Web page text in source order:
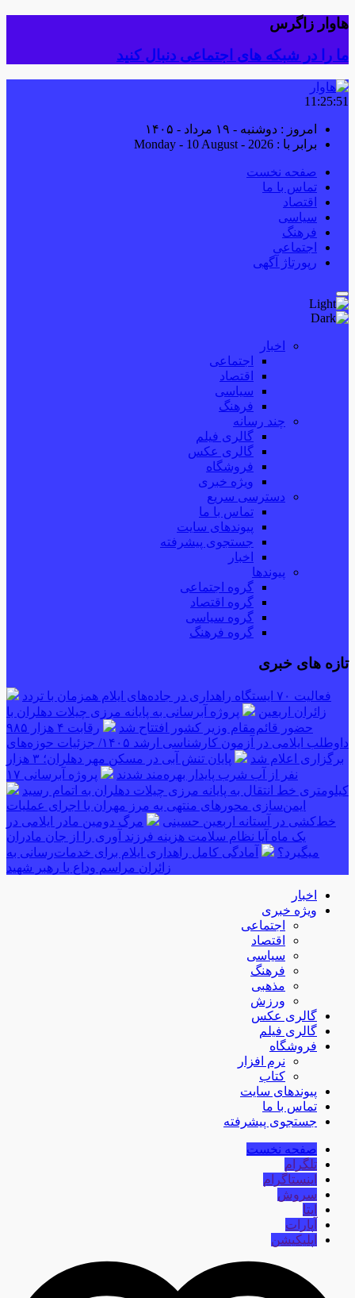
هاوار زاگرس
ما را در شبکه های اجتماعی دنبال کنید
11:25:51
امروز : دوشنبه - ۱۹ مرداد - ۱۴۰۵
برابر با : Monday - 10 August - 2026
صفحه نخست
تماس با ما
اقتصاد
سیاسی
فرهنگ
اجتماعی
رپورتاژ آگهی
اخبار
اجتماعی
اقتصاد
سیاسی
فرهنگ
چند رسانه
گالری فیلم
گالری عکس
فروشگاه
ویژه خبری
دسترسی سریع
تماس با ما
پیوندهای سایت
جستجوی پیشرفته
اخبار
پیوندها
گروه اجتماعی
گروه اقتصاد
گروه سیاسی
گروه فرهنگ
تازه های خبری
فعالیت ۷۰ ایستگاه راهداری در جاده‌های ایلام همزمان با تردد
زائران اربعین
پروژه آبرسانی به پایانه مرزی چیلات دهلران با
حضور قائم‌مقام وزیر کشور افتتاح شد
رقابت ۴ هزار ۹۸۵
داوطلب ایلامی در آزمون کارشناسی ارشد ۱۴۰۵/ جزئیات حوزه‌های
برگزاری اعلام شد
پایان تنش آبی در مسکن مهر دهلران؛ ۳ هزار
نفر از آب شرب پایدار بهره‌مند شدند
پروژه آبرسانی ۱۷
کیلومتری خط انتقال به پایانه مرزی چیلات دهلران به اتمام رسید
ایمن‌سازی محورهای منتهی به مرز مهران با اجرای عملیات
خط‌کشی در آستانه اربعین حسینی
مرگ دومین مادر ایلامی در
یک ماه آیا نظام سلامت هزینه فرزند آوری را از جان مادران
میگیرد؟
آمادگی کامل راهداری ایلام برای خدمات‌رسانی به
زائران مراسم وداع با رهبر شهید
اخبار
ویژه خبری
اجتماعی
اقتصاد
سیاسی
فرهنگ
مذهبی
ورزش
گالری عکس
گالری فیلم
فروشگاه
نرم افزار
کتاب
پیوندهای سایت
تماس با ما
جستجوی پیشرفته
صفحه نخست
تلگرام
اینستاگرام
سروش
ایتا
آپارات
اپلیکیشن